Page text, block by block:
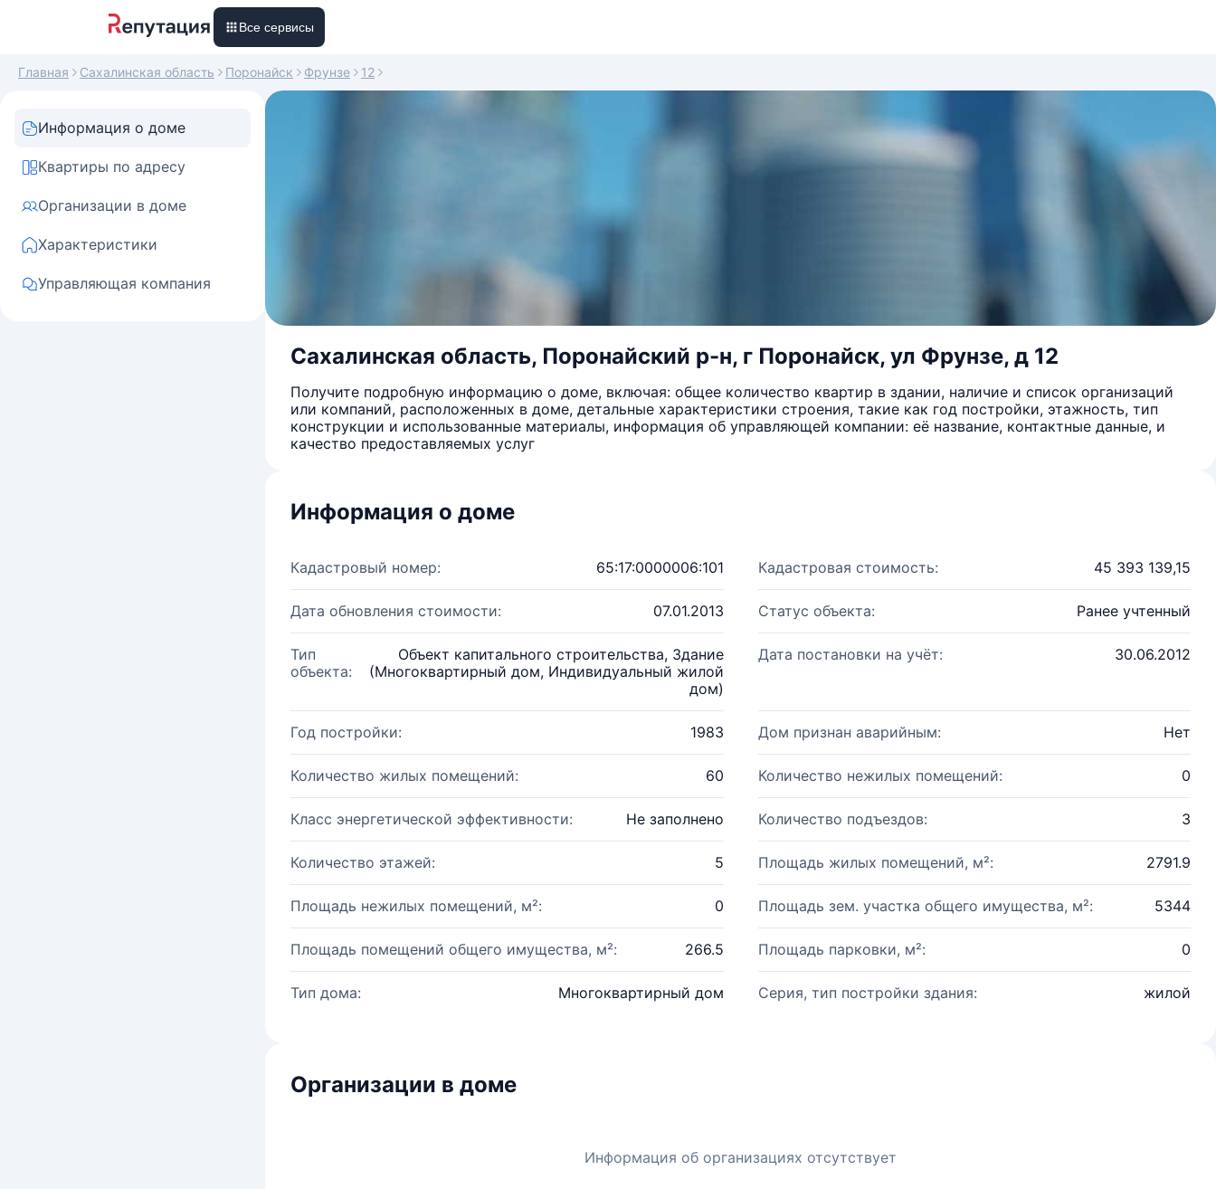
Все сервисы
Главная Сахалинская область Поронайск Фрунзе 12
Информация о доме
Квартиры по адресу
Организации в доме
Характеристики
Управляющая компания
Сахалинская область, Поронайский р-н, г Поронайск, ул Фрунзе, д 12
Получите подробную информацию о доме, включая: общее количество квартир в здании, наличие и список организаций
или компаний, расположенных в доме, детальные характеристики строения, такие как год постройки, этажность, тип
конструкции и использованные материалы, информация об управляющей компании: её название, контактные данные, и
качество предоставляемых услуг
Информация о доме
Кадастровый номер: 65:17:0000006:101 Кадастровая стоимость: 45 393 139,15
Дата обновления стоимости: 07.01.2013 Статус объекта: Ранее учтенный
Тип
объекта:
Объект капитального строительства, Здание
(Многоквартирный дом, Индивидуальный жилой
дом)
Дата постановки на учёт: 30.06.2012
Год постройки: 1983 Дом признан аварийным: Нет
Количество жилых помещений: 60 Количество нежилых помещений: 0
Класс энергетической эффективности: Не заполнено Количество подъездов: 3
Количество этажей: 5 Площадь жилых помещений, м²: 2791.9
Площадь нежилых помещений, м²: 0 Площадь зем. участка общего имущества, м²: 5344
Площадь помещений общего имущества, м²: 266.5 Площадь парковки, м²: 0
Тип дома: Многоквартирный дом Серия, тип постройки здания: жилой
Организации в доме
Информация об организациях отсутствует